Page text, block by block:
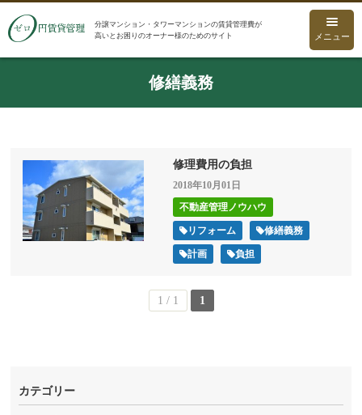
メニュー
分譲マンション・タワーマンションの賃貸管理費が
高いとお困りのオーナー様のためのサイト
修繕義務
修理費用の負担
2018年10月01日
不動産管理ノウハウ
リフォーム 修繕義務
計画 負担
1 / 1 1
カテゴリー